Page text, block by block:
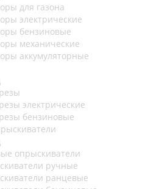
для газона
электрические
бензиновые
механические
аккумуляторные
электрические
бензиновые
опрыскиватели
ручные
ранцевые